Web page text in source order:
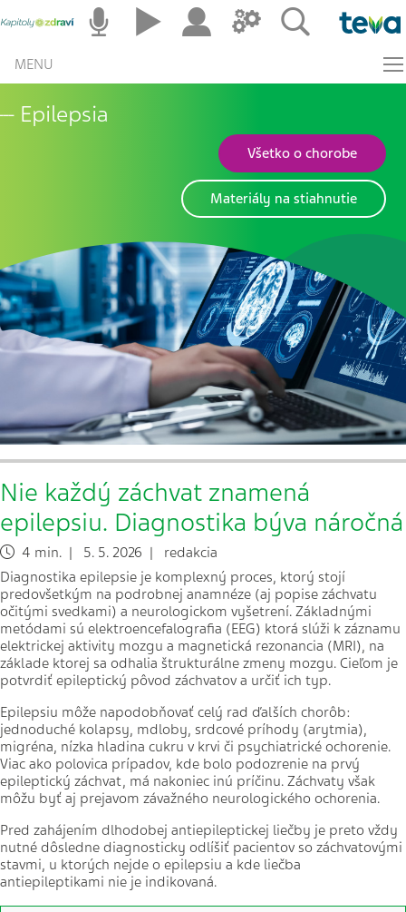
MENU
Epilepsia
Všetko o chorobe
Materiály na stiahnutie
Nie každý záchvat znamená
epilepsiu. Diagnostika býva náročná
4 min. | 5. 5. 2026 | redakcia
Diagnostika epilepsie je komplexný proces, ktorý stojí
predovšetkým na podrobnej anamnéze (aj popise záchvatu
očitými svedkami) a neurologickom vyšetrení. Základnými
metódami sú elektroencefalografia (EEG) ktorá slúži k záznamu
elektrickej aktivity mozgu a magnetická rezonancia (MRI), na
základe ktorej sa odhalia štrukturálne zmeny mozgu. Cieľom je
potvrdiť epileptický pôvod záchvatov a určiť ich typ.
Epilepsiu môže napodobňovať celý rad ďalších chorôb:
jednoduché kolapsy, mdloby, srdcové príhody (arytmia),
migréna, nízka hladina cukru v krvi či psychiatrické ochorenie.
Viac ako polovica prípadov, kde bolo podozrenie na prvý
epileptický záchvat, má nakoniec inú príčinu. Záchvaty však
môžu byť aj prejavom závažného neurologického ochorenia.
Pred zahájením dlhodobej antiepileptickej liečby je preto vždy
nutné dôsledne diagnosticky odlíšiť pacientov so záchvatovými
stavmi, u ktorých nejde o epilepsiu a kde liečba
antiepileptikami nie je indikovaná.